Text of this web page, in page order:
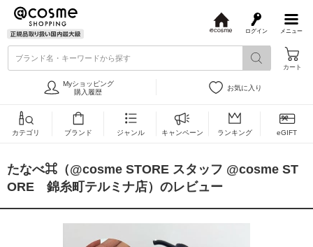
メニュー
ログイン
s
ブランド名・キーワードから探す
カート
Myショッピング
購入履歴
お気に入り
カテゴリ ブランド ジャンル キャンペーン ランキング eGIFT
たなべ⌘（@cosme STORE スタッフ @cosme ST
ORE 錦糸町テルミナ店）のレビュー